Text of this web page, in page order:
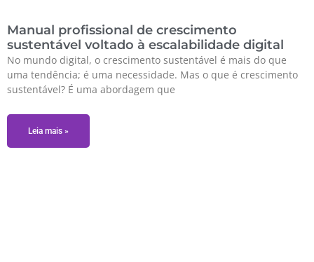
Manual profissional de crescimento
sustentável voltado à escalabilidade digital
No mundo digital, o crescimento sustentável é mais do que
uma tendência; é uma necessidade. Mas o que é crescimento
sustentável? É uma abordagem que
Leia mais »